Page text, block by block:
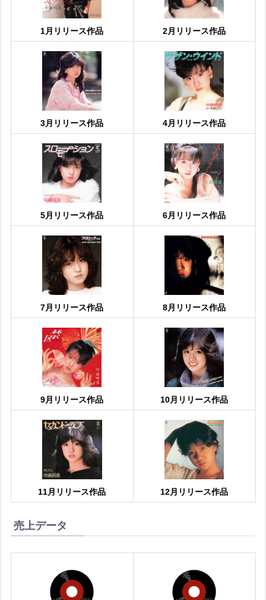
1月リリース作品 2月リリース作品
3月リリース作品 4月リリース作品
5月リリース作品 6月リリース作品
7月リリース作品 8月リリース作品
9月リリース作品 10月リリース作品
11月リリース作品 12月リリース作品
売上データ